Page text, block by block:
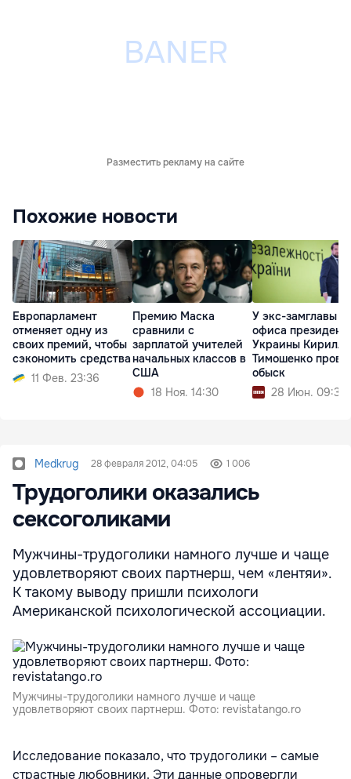
Разместить рекламу на сайте
Похожие новости
Европарламент
отменяет одну из
своих премий, чтобы
сэкономить средства
11 Фев. 23:36
Премию Маска
сравнили с
зарплатой учителей
начальных классов в
США
18 Ноя. 14:30
У экс-замглавы
офиса
Украины Кирилла
Тимошенко
обыск
28 Июн. 09:36
Medkrug 28 февраля 2012, 04:05 1 006
Трудоголики оказались
сексоголиками
Мужчины-трудоголики намного лучше и чаще
удовлетворяют своих партнерш, чем «лентяи».
К такому выводу пришли психологи
Американской психологической ассоциации.
Мужчины-трудоголики намного лучше и чаще
удовлетворяют своих партнерш. Фото: revistatango.ro
Исследование показало, что трудоголики – самые
страстные любовники. Эти данные опровергли